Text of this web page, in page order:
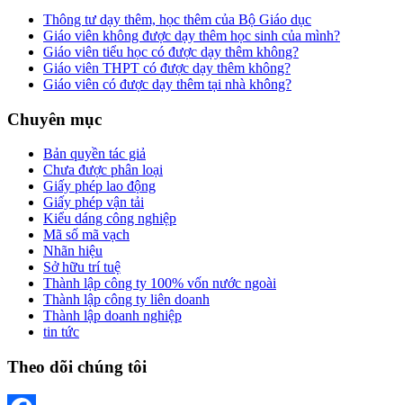
Thông tư dạy thêm, học thêm của Bộ Giáo dục
Giáo viên không được dạy thêm học sinh của mình?
Giáo viên tiểu học có được dạy thêm không?
Giáo viên THPT có được dạy thêm không?
Giáo viên có được dạy thêm tại nhà không?
Chuyên mục
Bản quyền tác giả
Chưa được phân loại
Giấy phép lao động
Giấy phép vận tải
Kiểu dáng công nghiệp
Mã số mã vạch
Nhãn hiệu
Sở hữu trí tuệ
Thành lập công ty 100% vốn nước ngoài
Thành lập công ty liên doanh
Thành lập doanh nghiệp
tin tức
Theo dõi chúng tôi